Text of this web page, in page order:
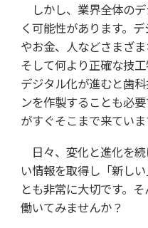
しかし、業界全体の
く可能性があります。
やお金、人などさまざ
そして何より正確な技
デジタル化が進むと歯
ンを作製することも必
がすぐそこまで来ていま
日々、変化と進化を
い情報を取得し「新し
とも非常に大切です。
働いてみませんか？